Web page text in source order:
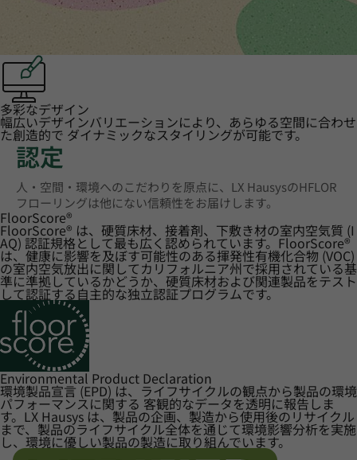
多彩なデザイン
幅広いデザインバリエーションにより、あらゆる空間に合わせ
た創造的で ダイナミックなスタイリングが可能です。
認定
人・空間・環境へのこだわりを原点に、LX HausysのHFLOR
フローリングは他にない信頼性をお届けします。
FloorScore®
FloorScore® は、硬質床材、接着剤、下敷き材の室内空気質 (I
AQ) 認証規格として最も広く認められています。FloorScore®
は、健康に影響を及ぼす可能性のある揮発性有機化合物 (VOC)
の室内空気放出に関してカリフォルニア州で採用されている基
準に準拠しているかどうか、硬質床材および関連製品をテスト
して認証する自主的な独立認証プログラムです。
Environmental Product Declaration
環境製品宣言 (EPD) は、ライフサイクルの観点から製品の環境
パフォーマンスに関する 客観的なデータを透明に報告しま
す。LX Hausys は、製品の企画、製造から使用後のリサイクル
まで、製品のライフサイクル全体を通じて環境影響分析を実施
し、環境に優しい製品の製造に取り組んでいます。